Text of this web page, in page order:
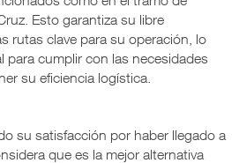
Esto garantiza su libre
rutas clave para su operación, lo
para cumplir con las necesidades
su eficiencia logística.
su satisfacción por haber llegado a
que es la mejor alternativa